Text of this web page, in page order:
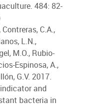
484: 82-
, Contreras, C.A.,
L.N.,
M.O., Rubio-
Espinosa, A.,
G.V. 2017.
and
bacteria in